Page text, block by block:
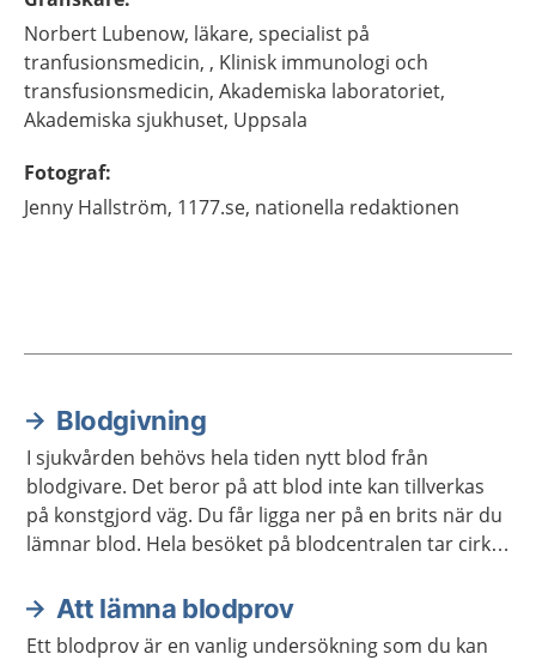
Norbert Lubenow, läkare, specialist på
tranfusionsmedicin, , Klinisk immunologi och
transfusionsmedicin, Akademiska laboratoriet,
Akademiska sjukhuset, Uppsala
Fotograf:
Jenny Hallström, 1177.se, nationella redaktionen
Aktuella artiklar
Blodgivning
I sjukvården behövs hela tiden nytt blod från
blodgivare. Det beror på att blod inte kan tillverkas
på konstgjord väg. Du får ligga ner på en brits när du
lämnar blod. Hela besöket på blodcentralen tar cirka
Att lämna blodprov
Ett blodprov är en vanlig undersökning som du kan